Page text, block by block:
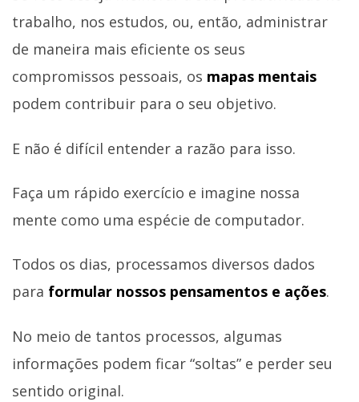
trabalho, nos estudos, ou, então, administrar
de maneira mais eficiente os seus
compromissos pessoais, os mapas mentais
podem contribuir para o seu objetivo.
E não é difícil entender a razão para isso.
Faça um rápido exercício e imagine nossa
mente como uma espécie de computador.
Todos os dias, processamos diversos dados
para formular nossos pensamentos e ações.
No meio de tantos processos, algumas
informações podem ficar “soltas” e perder seu
sentido original.